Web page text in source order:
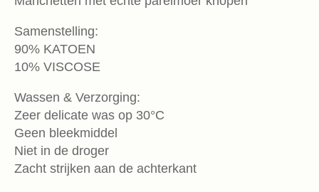
Samenstelling:
90% KATOEN
10% VISCOSE
Wassen & Verzorging:
Zeer delicate was op 30°C
Geen bleekmiddel
Niet in de droger
Zacht strijken aan de achterkant